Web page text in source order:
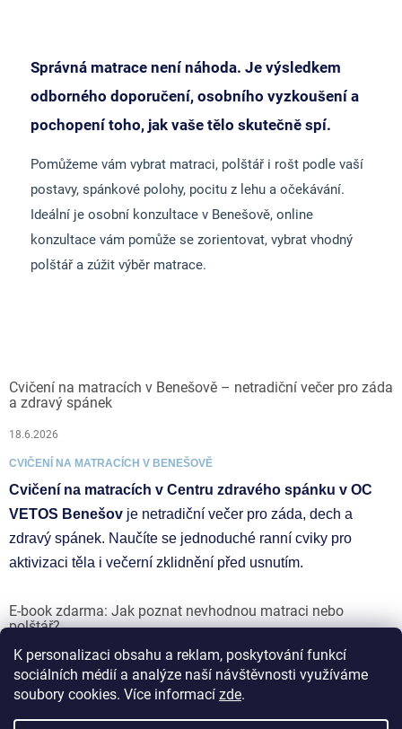
K personalizaci obsahu a reklam, poskytování funkcí
sociálních médií a analýze naší návštěvnosti využíváme
soubory cookies. Více informací zde.
Správná matrace není náhoda. Je výsledkem
odborného doporučení, osobního vyzkoušení a
pochopení toho, jak vaše tělo skutečně spí.
Pomůžeme vám vybrat matraci, polštář i rošt podle vaší
postavy, spánkové polohy, pocitu z lehu a očekávání.
Ideální je osobní konzultace v Benešově, online
konzultace vám pomůže se zorientovat, vybrat vhodný
polštář a zúžit výběr matrace.
Cvičení na matracích v Benešově – netradiční večer pro záda
a zdravý spánek
18.6.2026
CVIČENÍ NA MATRACÍCH V BENEŠOVĚ
Cvičení na matracích v Centru zdravého spánku v OC
VETOS Benešov je netradiční večer pro záda, dech a
zdravý spánek. Naučíte se jednoduché ranní cviky pro
aktivizaci těla i večerní zklidnění před usnutím.
E-book zdarma: Jak poznat nevhodnou matraci nebo
polštář?
17.6.2026